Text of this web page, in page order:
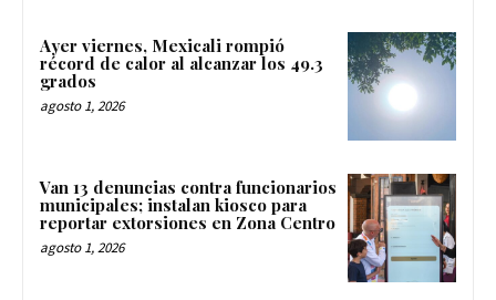
Ayer viernes, Mexicali rompió
récord de calor al alcanzar los 49.3
grados
agosto 1, 2026
Van 13 denuncias contra funcionarios
municipales; instalan kiosco para
reportar extorsiones en Zona Centro
agosto 1, 2026